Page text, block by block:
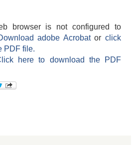
browser is not configured to
adobe Acrobatorclick
PDF file.
here to download the PDF